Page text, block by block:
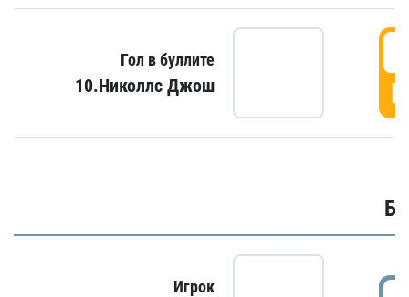
Гол в буллите
10.Николлс Джош
Игрок